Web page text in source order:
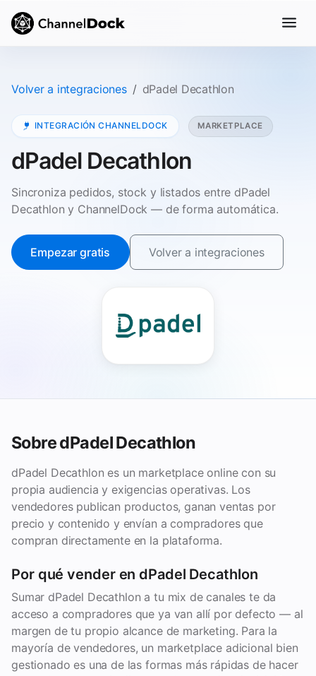
Volver a integraciones dPadel Decathlon
INTEGRACIÓN CHANNELDOCK MARKETPLACE
dPadel Decathlon
Sincroniza pedidos, stock y listados entre dPadel
Decathlon y ChannelDock — de forma automática.
Empezar gratis Volver a integraciones
Sobre dPadel Decathlon
dPadel Decathlon es un marketplace online con su
propia audiencia y exigencias operativas. Los
vendedores publican productos, ganan ventas por
precio y contenido y envían a compradores que
compran directamente en la plataforma.
Por qué vender en dPadel Decathlon
Sumar dPadel Decathlon a tu mix de canales te da
acceso a compradores que ya van allí por defecto — al
margen de tu propio alcance de marketing. Para la
mayoría de vendedores, un marketplace adicional bien
gestionado es una de las formas más rápidas de hacer